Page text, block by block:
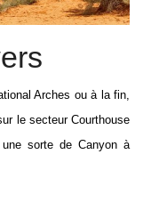
Arches ou à la fin,
le secteur Courthouse
sorte de Canyon à